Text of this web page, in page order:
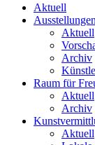
Aktuell
Ausstellungen
Aktuell
Archiv
Raum für
Aktuell
Archiv
Aktuell